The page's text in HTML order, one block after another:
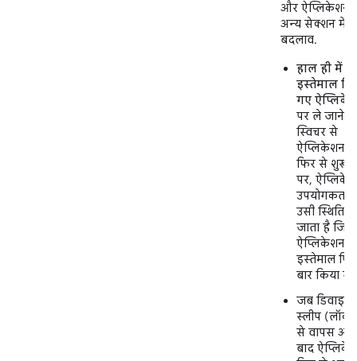
और ऐप्लिकेशन
अन्य सेक्शन में
बदलाव.
हाल ही में
इस्तेमाल
गए
पर ले जाने
स्विचर से
ऐप्लिकेशन
फिर से शुरू
पर,
उपयोगकर्ता
उसी स्थिति
जाता है
ऐप्लिकेशन
इस्तेमाल
बार किया
जब
स्लीप (लॉक)
से वापस
बाद